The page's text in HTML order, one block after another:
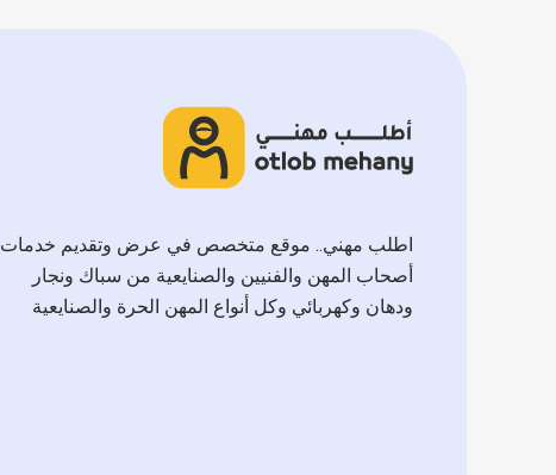
اطلب مهني.. موقع متخصص في عرض وتقديم خدمات
أصحاب المهن والفنيين والصنايعية من سباك ونجار
ودهان وكهربائي وكل أنواع المهن الحرة والصنايعية